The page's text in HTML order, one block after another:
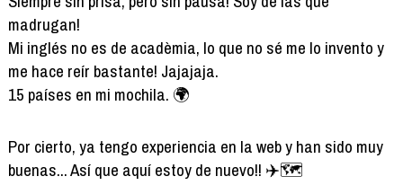
madrugan!
Mi inglés no es de acadèmia, lo que no sé me lo invento y
me hace reír bastante! Jajajaja.
15 países en mi mochila. 🌍
Por cierto, ya tengo experiencia en la web y han sido muy
buenas... Así que aquí estoy de nuevo!! ✈️🗺